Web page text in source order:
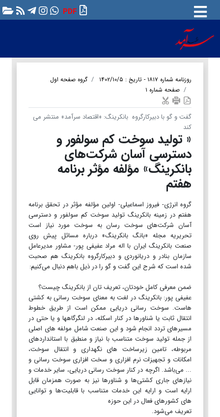
PDF
روزنامه شماره ۱۸۱۷ - تاریخ : ۱۴۰۲/۱۰/۵
گروه صفحه اول
صفحه شماره ۱
گفت و گو با دبیرکارگروه بانکرینگ: «اقتصاد سرآمد» منتشر می
کند
« تولید سوخت کم سولفور و
دسترسی آسان شرکت‌های
بانکرینگ» مؤلفه مؤثر برنامه
هفتم
گروه انرژی- فیروز اسماعیلی- اولین مؤلفه مؤثر در تحقق برنامه
هفتم در زمینه بانکرینگ تولید سوخت کم سولفور و دسترسی
آسان شرکت‌های سوخت رسان به سوخت مورد نیاز است
تحریریه مجله «بانگ بانکرینگ» درباره مسائل پیش روی
صنعت بانکرینگ ایران با اله مراد عفیفی پور- مشاور مدیرعامل
سازمان بنادر و دریانوردی و دبیرکارگروه بانکرینگ هم صحبت
شده است که شرح این گفت و گو را در ذیل باهم دنبال می‌کنیم:
ضمن معرفی کامل خودتان، تعریف تان از بانکرینگ چیست؟
عفیفی پور: بانکرینگ در لغت به معنای سوخت رسانی به کشتی
هاست. سوخت رسانی دریایی ممکن است از طریق خطوط
انتقال ثابت یا شناورها در کنار اسکله، در لنگرگاهها و یا حتی در
مسیرهای تردد انجام شود و این صنعت شامل مولفه های اصلی
از جمله تولید سوخت متناسب با نیاز و منطبق با استانداردهای
مربوطه، تامین زیرساخت های نگهداری و انتقال سوخت،
امکانات و تجهیزات نرم افزاری و سخت افزاری سوخت رسانی و
... می‌باشد. اگرچه در کنار سوخت رسانی دریایی، سایر خدمات و
نیازهای جاری کشتی‌ها و شناورها نیز به صورت همزمان قابل
ارایه است و ارایه این خدمات متناسب با قابلیت‌ها و توانایی
های کشورهای فعال در این حوزه
تعریف می‌شود.